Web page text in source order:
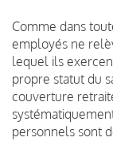
Comme dans
employés ne
lequel ils
propre statut du
couverture
personnels sont